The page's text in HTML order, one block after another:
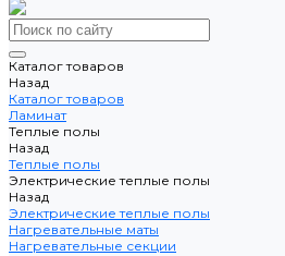
Каталог товаров
Назад
Каталог товаров
Ламинат
Теплые полы
Назад
Теплые полы
Электрические теплые полы
Назад
Электрические теплые полы
Нагревательные маты
Нагревательные секции